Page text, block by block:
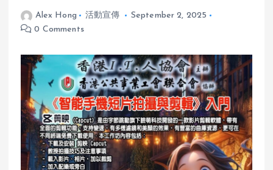
Alex Hong 活動宣傳
September 2, 2025
0 Comments